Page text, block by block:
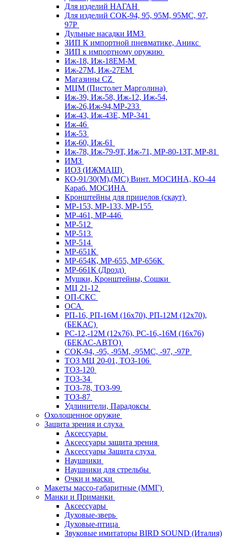
Для изделий НАГАН
Для изделий СОК-94, 95, 95М, 95МС, 97,
97Р
Дульные насадки ИМЗ
ЗИП К импортной пневматике, Аникс
ЗИП к импортному оружию
Иж-18, Иж-18ЕМ-М
Иж-27М, Иж-27ЕМ
Магазины CZ
МЦМ (Пистолет Марголина)
Иж-39, Иж-58, Иж-12, Иж-54,
Иж-26,Иж-94,МР-233
Иж-43, Иж-43Е, МР-341
Иж-46
Иж-53
Иж-60, Иж-61
Иж-78, Иж-79-9Т, Иж-71, МР-80-13Т, МР-81
ИМЗ
ИОЗ (ИЖМАШ)
КО-91/30(М),(МС) Винт. МОСИНА, КО-44
Караб. МОСИНА
Кронштейны для прицелов (скаут)
МР-153, МР-133, МР-155
МР-461, МР-446
МР-512
МР-513
МР-514
МР-651К
МР-654К, МР-655, МР-656К
МР-661К (Дрозд)
Мушки, Кронштейны, Сошки
МЦ 21-12
ОП-СКС
ОСА
РП-16, РП-16М (16х70), РП-12М (12х70),
(БЕКАС)
РС-12,-12М (12х76), РС-16,-16М (16х76)
(БЕКАС-АВТО)
СОК-94, -95, -95М, -95МС, -97, -97Р
ТОЗ МЦ 20-01, ТОЗ-106
ТОЗ-120
ТОЗ-34
ТОЗ-78, ТОЗ-99
ТОЗ-87
Удлинители, Парадоксы
Охолощенное оружие
Защита зрения и слуха
Аксессуары
Аксессуары защита зрения
Аксессуары Защита слуха
Наушники
Наушники для стрельбы
Очки и маски
Макеты массо-габаритные (ММГ)
Манки и Приманки
Аксессуары
Духовые-зверь
Духовые-птица
Звуковые имитаторы BIRD SOUND (Италия)